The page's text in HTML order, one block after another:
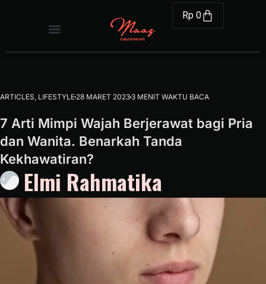
Rp 0
ARTICLES LIFESTYLE 28 MARET 2023 3 MENIT WAKTU BACA
7 Arti Mimpi Wajah Berjerawat bagi Pria
dan Wanita. Benarkah Tanda
Kekhawatiran?
Elmi Rahmatika